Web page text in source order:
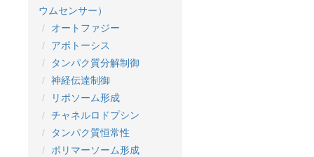
ウムセンサー）
オートファジー
アポトーシス
タンパク質分解制御
神経伝達制御
リポソーム形成
チャネルロドプシン
タンパク質恒常性
ポリマーソーム形成